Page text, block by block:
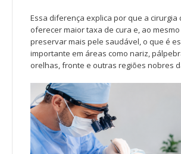
Essa diferença explica por que a cirurgia
oferecer maior taxa de cura e, ao
preservar mais pele saudável, o que é
importante em áreas como nariz,
orelhas, fronte e outras regiões nobres